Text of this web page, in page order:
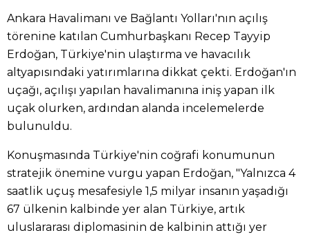
Ankara Havalimanı ve Bağlantı Yolları'nın açılış
törenine katılan Cumhurbaşkanı Recep Tayyip
Erdoğan, Türkiye'nin ulaştırma ve havacılık
altyapısındaki yatırımlarına dikkat çekti. Erdoğan'ın
uçağı, açılışı yapılan havalimanına iniş yapan ilk
uçak olurken, ardından alanda incelemelerde
bulunuldu.
Konuşmasında Türkiye'nin coğrafi konumunun
stratejik önemine vurgu yapan Erdoğan, "Yalnızca 4
saatlik uçuş mesafesiyle 1,5 milyar insanın yaşadığı
67 ülkenin kalbinde yer alan Türkiye, artık
uluslararası diplomasinin de kalbinin attığı yer